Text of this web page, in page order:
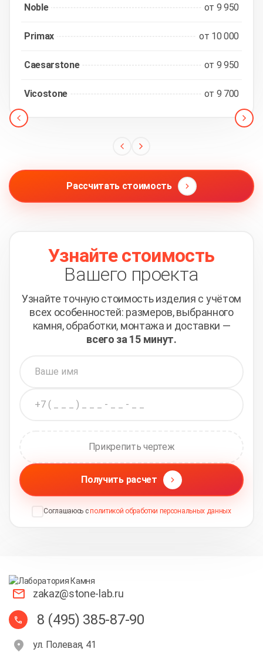
Noble от 9 950
Primax от 10 000
Caesarstone от 9 950
Vicostone от 9 700
Рассчитать стоимость
Узнайте стоимость
Вашего проекта
Узнайте точную стоимость изделия с учётом
всех особенностей: размеров, выбранного
камня, обработки, монтажа и доставки —
всего за 15 минут.
Прикрепить чертеж
Получить расчет
Соглашаюсь сполитикой обработки персональных данных
zakaz@stone-lab.ru
8 (495) 385-87-90
ул. Полевая, 41